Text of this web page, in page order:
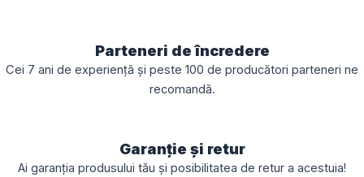
Parteneri de încredere
Cei 7 ani de experiență și peste 100 de producători parteneri ne
recomandă.
Garanție și retur
Ai garanția produsului tău și posibilitatea de retur a acestuia!